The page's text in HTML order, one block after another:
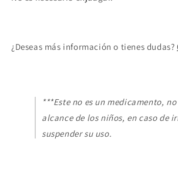
¿Deseas más información o tienes dudas?
***Este no es un medicamento,
alcance de los niños, en caso de
suspender su uso.